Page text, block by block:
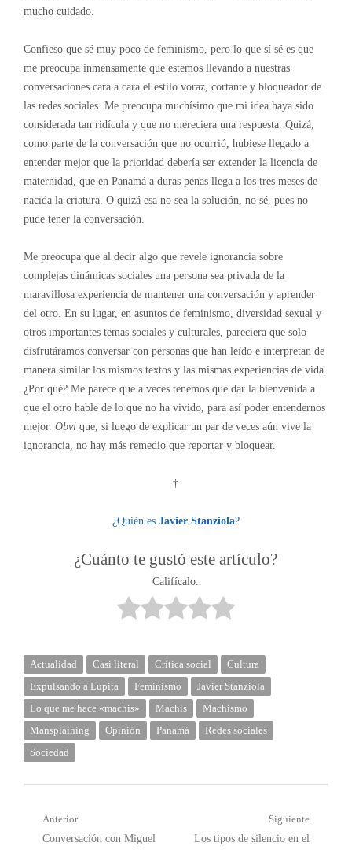
mucho cuidado.
Confieso que sé muy poco de feminismo, pero lo que sí sé es que
me preocupa inmensamente que estemos llevando a nuestras
conversaciones cara a cara el estilo voraz, cortante y bloqueador de
las redes sociales. Me preocupa muchísimo que mi idea haya sido
considerada tan ridícula y que no mereciera una respuesta. Quizá,
como parte de la conversación que no ocurrió, hubiese llegado a
entender mejor que la prioridad debería ser extender la licencia de
maternidad, que en Panamá a duras penas llega a los tres meses de
nacida la criatura. O quizá esa no sea la solución, no sé, pues no
pude tener la conversación.
Me preocupa que al decir algo que revele ignorancia sobre
complejas dinámicas sociales una persona sea privada de la
maravillosa experiencia de mantener una conversación y aprender
del otro. En su lugar, en asuntos de feminismo, diversidad sexual y
otros importantes temas sociales y culturales, pareciera que solo
disfrutáramos conversar con personas que han leído e interpretan de
manera similar los mismos textos y las mismas experiencias de vida.
¿Por qué? Me parece que a veces tenemos que dar la bienvenida a
que el otro hable de lo que no ha vivido, para así poder entendernos
mejor. Obvique, si luego de explicar un par de veces aún vive la
ignorancia, no hay más remedio que reportar y bloquear.
†
¿Quién es Javier Stanziola?
¿Cuánto te gustó este artículo?
Califícalo.
Actualidad Casi literal Crítica social
Cultura
Expulsando a Lupita
Feminismo
Javier Stanziola
Lo que me hace «machis»
Machis
Machismo
Mansplaining
Opinión Panamá
Redes sociales
Sociedad
Navegación
Anterior
Post
Conversación con Miguel
Siguiente
Próximo
Los tipos de silencio en el